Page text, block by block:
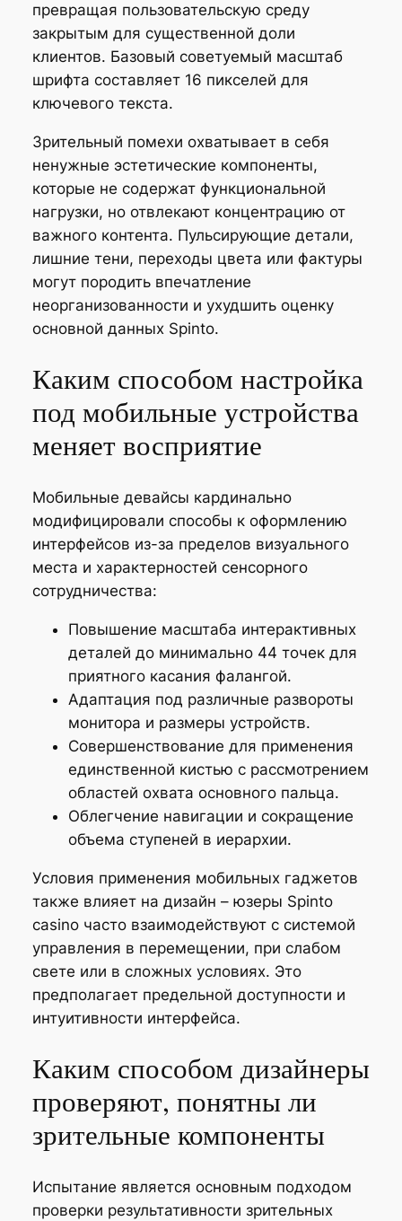
превращая пользовательскую среду
закрытым для существенной доли
клиентов. Базовый советуемый масштаб
шрифта составляет 16 пикселей для
ключевого текста.
Зрительный помехи охватывает в себя
ненужные эстетические компоненты,
которые не содержат функциональной
нагрузки, но отвлекают концентрацию от
важного контента. Пульсирующие детали,
лишние тени, переходы цвета или фактуры
могут породить впечатление
неорганизованности и ухудшить оценку
основной данных Spinto.
Каким способом настройка
под мобильные устройства
меняет восприятие
Мобильные девайсы кардинально
модифицировали способы к оформлению
интерфейсов из-за пределов визуального
места и характерностей сенсорного
сотрудничества:
Повышение масштаба интерактивных
деталей до минимально 44 точек для
приятного касания фалангой.
Адаптация под различные развороты
монитора и размеры устройств.
Совершенствование для применения
единственной кистью с рассмотрением
областей охвата основного пальца.
Облегчение навигации и сокращение
объема ступеней в иерархии.
Условия применения мобильных гаджетов
также влияет на дизайн – юзеры Spinto
casino часто взаимодействуют с системой
управления в перемещении, при слабом
свете или в сложных условиях. Это
предполагает предельной доступности и
интуитивности интерфейса.
Каким способом дизайнеры
проверяют, понятны ли
зрительные компоненты
Испытание является основным подходом
проверки результативности зрительных